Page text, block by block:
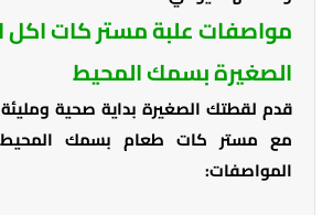
مواصفات علبة مستر كات
الصغيرة بسمك المحيط
قدم لقطتك الصغيرة بداية صحية
مع مستر كات طعام بسمك المحيط،
المواصفات: